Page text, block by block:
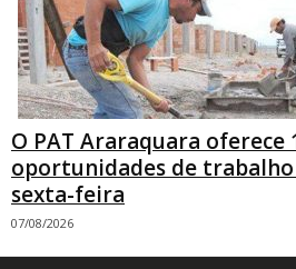
O PAT Araraquara oferece
oportunidades de
sexta-feira
07/08/2026